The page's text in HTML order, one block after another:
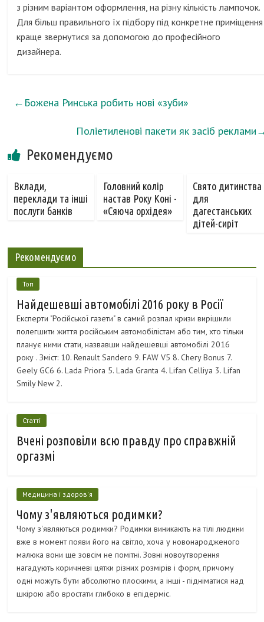
з різним варіантом оформлення, на різну кількість лампочок.
Для більш правильного їх підбору під конкретне приміщення
краще звернутися за допомогою до професійного
дизайнера.
← Божена Ринська робить нові «зуби»
Поліетиленові пакети як засіб реклами
Рекомендуємо
Вклади,
переклади та інші
послуги банків
Головний колір
настав Року Коні -
«Сяюча орхідея»
Свято дитинства
для
дагестанських
дітей-сиріт
Рекомендуємо
Топ
Найдешевші автомобілі 2016 року в Росії
Експерти "Російської газети" в самий розпал кризи вирішили
полегшити життя російським автомобілістам або тим, хто тільки
планує ними стати, назвавши найдешевші автомобілі 2016
року . Зміст: 10. Renault Sandero 9. FAW V5 8. Chery Bonus 7.
Geely GC6 6. Lada Priora 5. Lada Granta 4. Lifan Celliya 3. Lifan
Smily New 2.
Статті
Вчені розповіли всю правду про справжній
оргазмі
Медицина і здоров'я
Чому з'являються родимки?
Чому з'являються родимки? Родимки виникають на тілі людини
вже в момент появи його на світло, хоча у новонародженого
малюка вони ще зовсім не помітні. Зовні новоутворення
нагадують коричневі цятки різних розмірів і форм, причому
одні можуть бути абсолютно плоскими, а інші - підніматися над
шкірою або вростати глибоко в епідерміс.